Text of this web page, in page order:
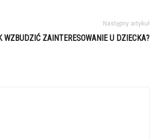
Następny artykuł
WZBUDZIĆ ZAINTERESOWANIE U DZIECKA?